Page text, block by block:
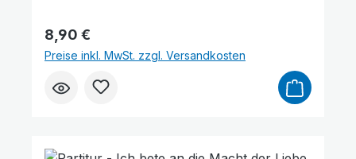
Kontrabass / CembaloLieferumfang: Partitur
und Stimmenauszüge, Stimmenauszüge
dürfen als Kopiervorlage verwendet
werden. Die Lieferzeit beträgt ca. 7
Regulärer Preis:
8,90 €
Preise inkl. MwSt. zzgl. Versandkosten